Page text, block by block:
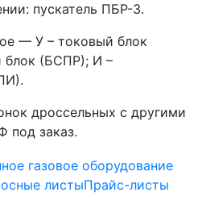
пускатель ПБР-3.
— У – токовый блок
блок (БСПР); И –
дроссельных с другими
под заказ.
листыПрайс-листы